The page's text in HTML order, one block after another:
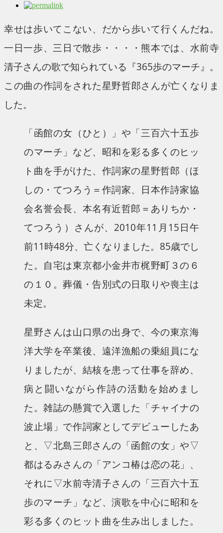
幸せは歩いてこない、だから歩いて行くんだね。
一日一歩、三日で散歩・・・・熊本では、水前寺
清子さんの歌で知られている『365歩のマーチ』。
この曲の作詞をされた星野哲郎さんが亡くなりま
した。
「函館の女（ひと）」や「三百六十五歩
のマーチ」など、昭和を彩る多くのヒッ
ト曲を手がけた、作詞家の星野哲郎（ほ
しの・てつろう＝作詞家、日本作詩家協
会名誉会長、本名有近哲郎＝ありちか・
てつろう）さんが、2010年11月15日午
前11時48分、亡くなりました。85歳でし
た。自宅は東京都小金井市梶野町３の６
の１０。葬儀・告別式の日取りや喪主は
未定。
星野さんは山口県の出身で、今の東京海
洋大学を卒業後、遠洋漁船の乗組員にな
りましたが、結核を患って仕事を辞め、
病と闘いながら作詩の活動を始めまし
た。雑誌の懸賞で入選した「チャイナの
波止場」で作詞家としてデビューしたあ
と、▽北島三郎さんの「函館の女」や▽
都はるみさんの「アンコ椿は恋の花」、
それに▽水前寺清子さんの「三百六十五
歩のマーチ」など、演歌を中心に昭和を
彩る多くのヒット曲を生み出しました。